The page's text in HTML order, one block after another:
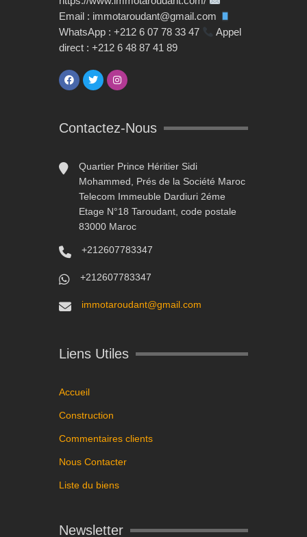
Email : immotaroudant@gmail.com
WhatsApp : +212 6 07 78 33 47
Appel
direct : +212 6 48 87 41 89
Contactez-Nous
Quartier Prince Héritier Sidi
Mohammed, Prés de la Société Maroc
Telecom Immeuble Dardiuri 2éme
Etage N°18 Taroudant, code postale
83000 Maroc
+212607783347
+212607783347
immotaroudant@gmail.com
Liens Utiles
Accueil
Construction
Commentaires clients
Nous Contacter
Liste du biens
Newsletter